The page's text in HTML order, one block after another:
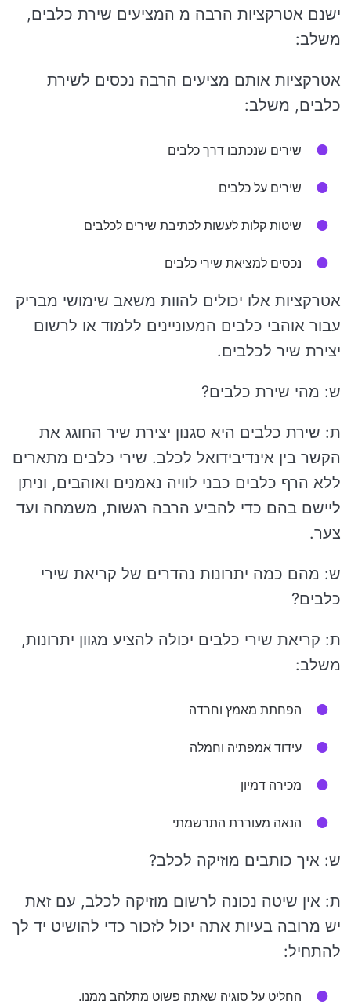
ישנם אטרקציות הרבה מ המציעים שירת כלבים,
משלב:
אטרקציות אותם מציעים הרבה נכסים לשירת
כלבים, משלב:
שירים שנכתבו דרך כלבים
שירים על כלבים
שיטות קלות לעשות לכתיבת שירים לכלבים
נכסים למציאת שירי כלבים
אטרקציות אלו יכולים להוות משאב שימושי מבריק
עבור אוהבי כלבים המעוניינים ללמוד או לרשום
יצירת שיר לכלבים.
ש: מהי שירת כלבים?
ת: שירת כלבים היא סגנון יצירת שיר החוגג את
הקשר בין אינדיבידואל לכלב. שירי כלבים מתארים
ללא הרף כלבים כבני לוויה נאמנים ואוהבים, וניתן
ליישם בהם כדי להביע הרבה רגשות, משמחה ועד
צער.
ש: מהם כמה יתרונות נהדרים של קריאת שירי
כלבים?
ת: קריאת שירי כלבים יכולה להציע מגוון יתרונות,
משלב:
הפחתת מאמץ וחרדה
עידוד אמפתיה וחמלה
מכירה דמיון
הנאה מעוררת התרשמתי
ש: איך כותבים מוזיקה לכלב?
ת: אין שיטה נכונה לרשום מוזיקה לכלב, עם זאת
יש מרובה בעיות אתה יכול לזכור כדי להושיט יד לך
להתחיל:
החליט על סוגיה שאתה פשוט מתלהב ממנו.